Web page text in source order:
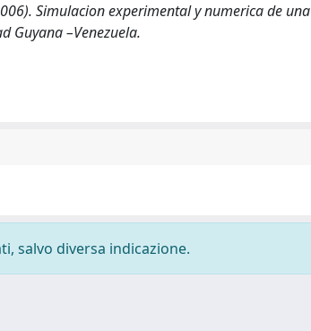
Simulacion experimental y numerica de una
Guyana –Venezuela.
salvo diversa indicazione.